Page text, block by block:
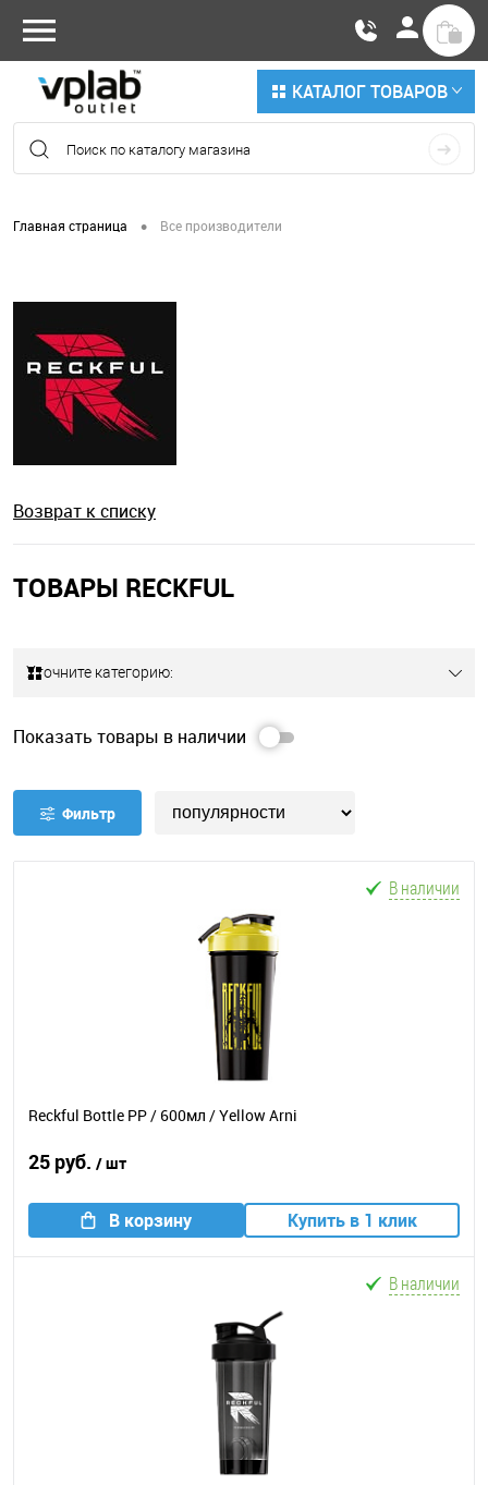
КАТАЛОГ ТОВАРОВ
Главная страница • Все производители
Возврат к списку
ТОВАРЫ RECKFUL
Уточните категорию:
Показать товары в наличии
Фильтр
В наличии
Reckful Bottle PP / 600мл / Yellow Arni
25 руб. / шт
В корзину Купить в 1 клик
В наличии